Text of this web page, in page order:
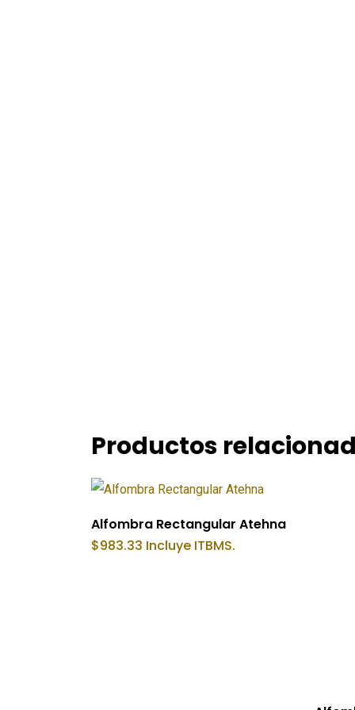
Productos
Añadir Al Carrito
Alfombra Rectangular Atehna
$983.33 Incluye ITBMS.